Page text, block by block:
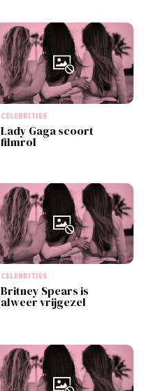
CELEBRITIES
Lady Gaga scoort
filmrol
CELEBRITIES
Britney Spears is
alweer vrijgezel